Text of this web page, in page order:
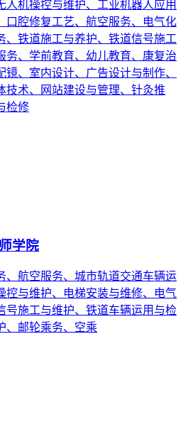
人机操控与维护、工业机器人应用
口腔修复工艺、航空服务、电气化
、铁道施工与养护、铁道信号施工
务、学前教育、幼儿教育、康复治
、室内设计、广告设计与制作、
技术、网站建设与管理、针灸推
检修
学院
、航空服务、城市轨道交通车辆运
控与维护、电梯安装与维修、电气
号施工与维护、铁道车辆运用与检
、邮轮乘务、空乘